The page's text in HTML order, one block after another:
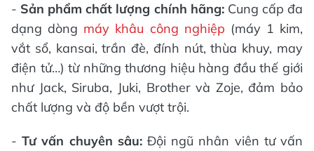
- Sản phẩm chất lượng chính hãng:Cung cấp đa
dạng dòng máy khâu công nghiệp (máy 1 kim,
vắt sổ, kansai, trần đè, đính nút, thùa khuy, may
điện tử…) từ những thương hiệu hàng đầu thế giới
như Jack, Siruba, Juki, Brother và Zoje, đảm bảo
chất lượng và độ bền vượt trội.
-Tư vấn chuyên sâu:Đội ngũ nhân viên tư vấn